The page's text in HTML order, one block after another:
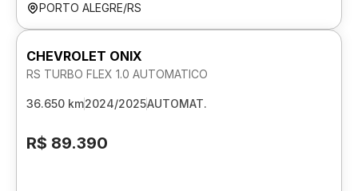
PORTO ALEGRE/RS
CHEVROLET ONIX
RS TURBO FLEX 1.0 AUTOMATICO
36.650 km2024/2025AUTOMAT.
R$ 89.390